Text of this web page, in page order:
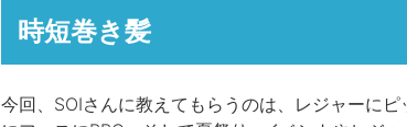
時短巻き髪
今回、SOIさんに教えてもらうのは、レジャーにピ